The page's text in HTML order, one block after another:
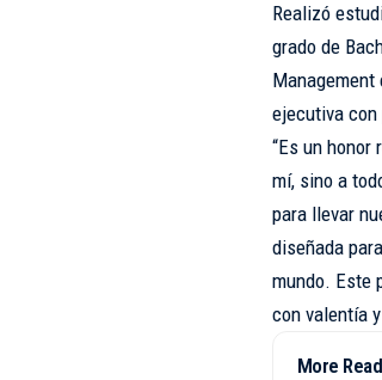
Realizó
grado de
Management
ejecutiva con
“Es un
mí, sino a
para llevar
diseñada
mundo. Este
con valentía
More Read